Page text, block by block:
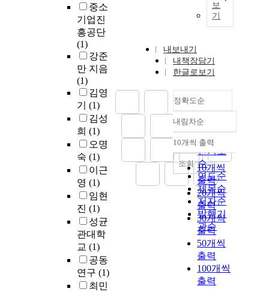
중소
기업진
흥공단
(1)
강준
만 지음
(1)
김영
기 (1)
김성
희 (1)
오명
숙 (1)
이근
영 (1)
임현
진 (1)
성균
관대학
교 (1)
공동
연구 (1)
최민
보
기
내보내기
내책장담기
한글로보기
정확도순
정확도
순
인기도
순
연도순
제목순
저자순
발행기
관순
내림차순
내림차순
10개씩 출력
10개씩
출력
20개씩
출력
30개씩
출력
50개씩
출력
100개씩
출력
조회